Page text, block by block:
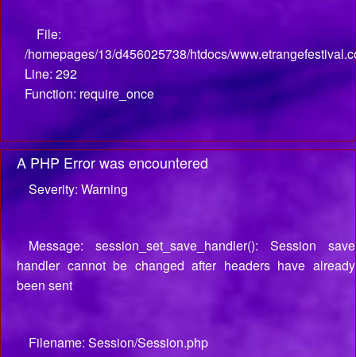
File:
/homepages/13/d456025738/htdocs/
Line: 292
Function: require_once
A PHP Error was encountered
Severity: Warning
Message: session_set_save_handler(): Session save
handler cannot be changed after headers have already
been sent
Filename: Session/Session.php